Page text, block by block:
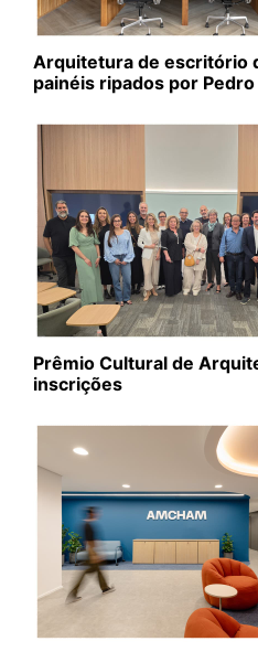
Arquitetura de escritório
painéis ripados por
Prêmio Cultural de
inscrições